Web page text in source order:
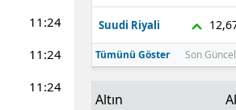
11:24
11:24
11:24
Suudi Riyali
Tümünü Göster Son
Altın